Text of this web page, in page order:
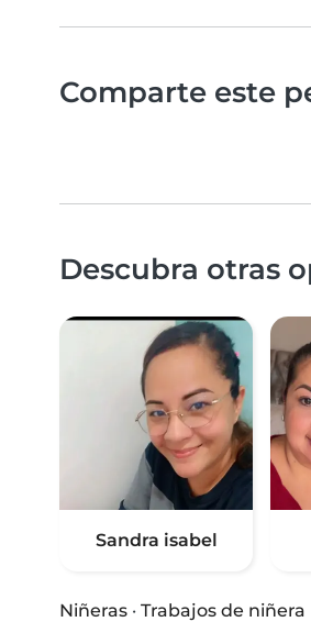
Comparte este
Descubra otras
Sandra isabel
Niñeras · Trabajos de niñera